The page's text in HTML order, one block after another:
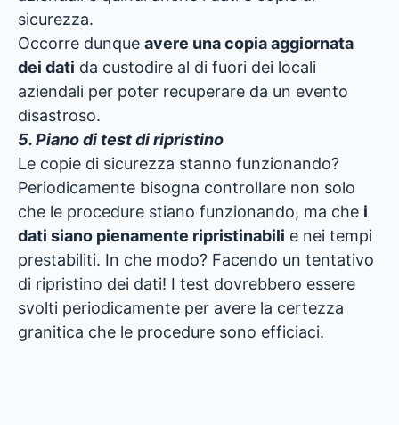
sicurezza.
Occorre dunque avere una copia aggiornata
dei dati da custodire al di fuori dei locali
aziendali per poter recuperare da un evento
disastroso.
5. Piano di test di ripristino
Le copie di sicurezza stanno funzionando?
Periodicamente bisogna controllare non solo
che le procedure stiano funzionando, ma che i
dati siano pienamente ripristinabili e nei tempi
prestabiliti. In che modo? Facendo un tentativo
di ripristino dei dati! I test dovrebbero essere
svolti periodicamente per avere la certezza
granitica che le procedure sono efficiaci.